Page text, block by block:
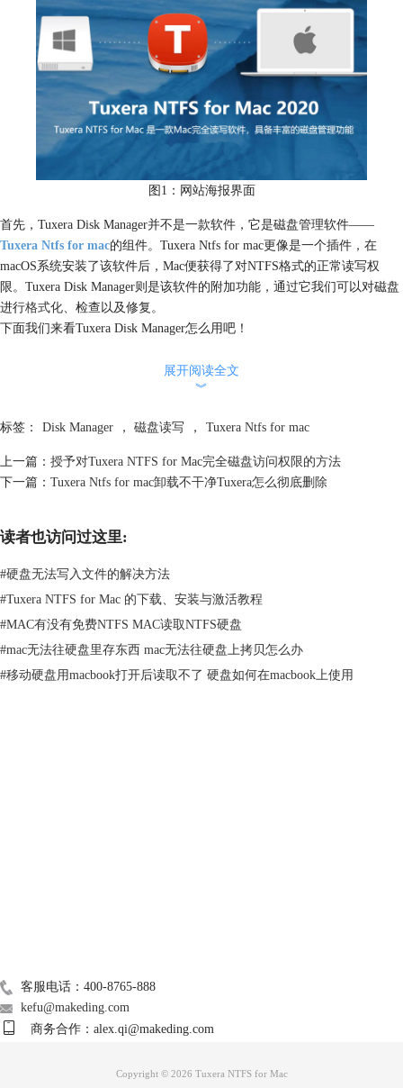
图1：网站海报界面
首先，Tuxera Disk Manager并不是一款软件，它是磁盘管理软件——
Tuxera Ntfs for mac的组件。Tuxera Ntfs for mac更像是一个插件，在
macOS系统安装了该软件后，Mac便获得了对NTFS格式的正常读写权
限。Tuxera Disk Manager则是该软件的附加功能，通过它我们可以对磁盘
进行格式化 、检查以及修复。
下面我们来看Tuxera Disk Manager怎么用吧！
图2：启动软件界面
最直接的方式是打开macOS系统“Launchpad”桌面，单击Tuxera Ntfs for
mac图标便可打开Tuxera Disk Manager组件。
或者，单击进入macOS系统的“偏好设置”桌面，单击Tuxera Ntfs for mac图
标，在偏好设置内点击“卷”，单击“Disk Manager”，也可启动组件。
展开阅读全文
︾
标签： Disk Manager ， 磁盘读写 ， Tuxera Ntfs for mac
上一篇： 授予对Tuxera NTFS for Mac完全磁盘访问权限的方法
下一篇： Tuxera Ntfs for mac卸载不干净Tuxera怎么彻底删除
读者也访问过这里:
#硬盘无法写入文件的解决方法
#Tuxera NTFS for Mac 的下载、安装与激活教程
#MAC有没有免费NTFS MAC读取NTFS硬盘
#mac无法往硬盘里存东西 mac无法往硬盘上拷贝怎么办
#移动硬盘用macbook打开后读取不了 硬盘如何在macbook上使用
客服电话：400-8765-888
kefu@makeding.com
商务合作：alex.qi@makeding.com
Copyright © 2026 Tuxera NTFS for Mac